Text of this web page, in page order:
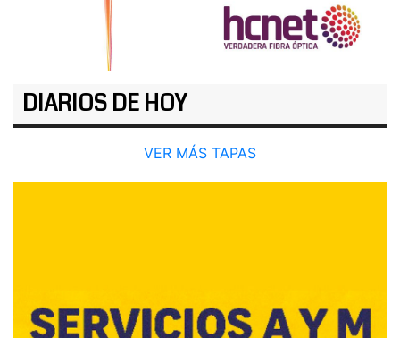
DIARIOS DE HOY
VER MÁS TAPAS